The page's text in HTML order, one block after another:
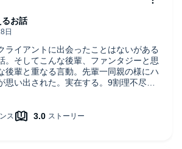
ライアントに出会ったことはないがある
。そしてこんな後輩、ファンタジーと思
後輩と重なる言動。先輩一同親の様にハ
思い出された。実在する。9割理不尽さ
1割でサラッと後日談として語られる回
をスッキリとまでは足りなかったかな。
た。朗読の感情的な話し方などいつもは
お話